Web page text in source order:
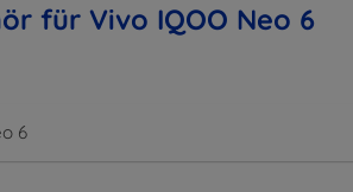
für Vivo IQOO Neo 6
6